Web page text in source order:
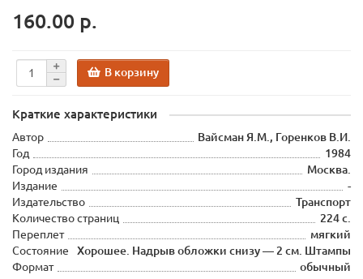
160.00 р.
В корзину
Краткие характеристики
Автор
Вайсман Я.М., Горенков В.И.
Год
1984
Город издания
Москва.
Издание
-
Издательство
Транспорт
Количество страниц
224 с.
Переплет
мягкий
Состояние
Хорошее. Надрыв обложки снизу — 2 см. Штампы
Формат
обычный